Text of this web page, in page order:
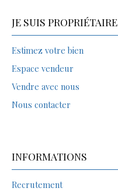
JE SUIS PROPRIÉTAIRE
Estimez votre bien
Espace vendeur
Vendre avec nous
Nous contacter
INFORMATIONS
Recrutement